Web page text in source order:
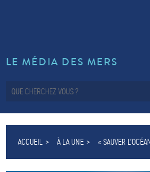
LE MÉDIA DES MERS
ACCUEIL À LA UNE « SAUVER